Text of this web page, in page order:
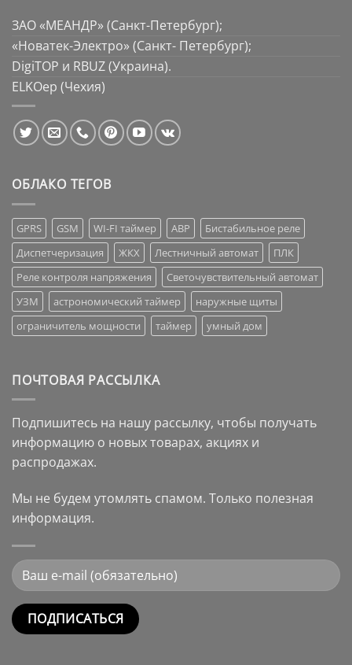
ЗАО «МЕАНДР» (Санкт-Петербург);
«Новатек-Электро» (Санкт- Петербург);
DigiTOP и RBUZ (Украина).
ELKOep (Чехия)
ОБЛАКО ТЕГОВ
GPRS GSM WI-FI таймер АВР
Бистабильное реле
Диспетчеризация
ЖКХ Лестничный автомат
ПЛК
Реле контроля напряжения
Светочувствительный автомат
УЗМ
астрономический таймер
наружные щиты
ограничитель мощности
таймер умный дом
ПОЧТОВАЯ РАССЫЛКА
Подпишитесь на нашу рассылку, чтобы получать
информацию о новых товарах, акциях и
распродажах.
Мы не будем утомлять спамом. Только полезная
информация.